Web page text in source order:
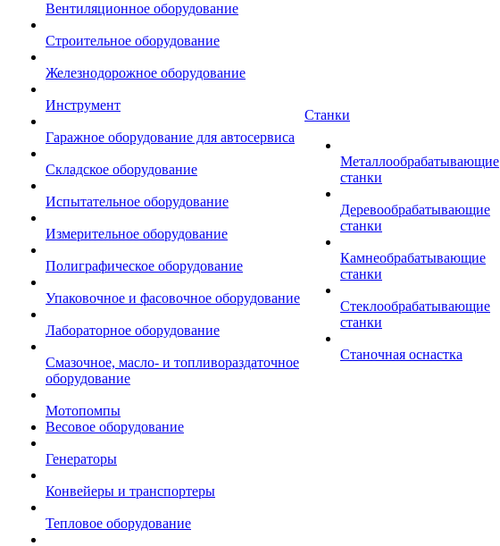
Вентиляционное оборудование
Строительное оборудование
Железнодорожное оборудование
Инструмент
Гаражное оборудование для автосервиса
Складское оборудование
Испытательное оборудование
Измерительное оборудование
Полиграфическое оборудование
Упаковочное и фасовочное оборудование
Лабораторное оборудование
Смазочное, масло- и топливораздаточное
оборудование
Мотопомпы
Весовое оборудование
Генераторы
Конвейеры и транспортеры
Тепловое оборудование
Станки
Металлообрабатывающие
станки
Деревообрабатывающие
станки
Камнеобрабатывающие
станки
Стеклообрабатывающие
станки
Станочная оснастка